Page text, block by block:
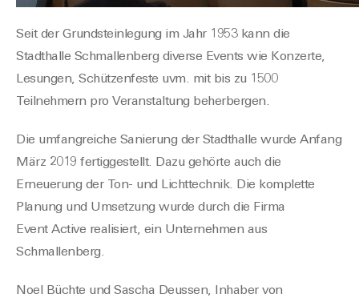
Seit der Grundsteinlegung im Jahr 1953 kann die
Stadthalle Schmall enberg diverse Events wie Konzerte,
Lesungen, Schützenfeste uvm. mit bis zu 1500
Teilnehmern pro Veranstaltung beherbergen.
Die umfangreiche Sanierung der Stadthalle wurde Anfang
März 2019 fertiggestellt. Dazu gehörte auch die
Erneuerung der Ton- und Lichttechnik. Die komplette
Planung und Umsetzung wurde durch die Firma
Event Active realisiert, ein Unternehmen aus
Schmallenberg.
Noel Büchte und Sascha Deussen, Inhaber von